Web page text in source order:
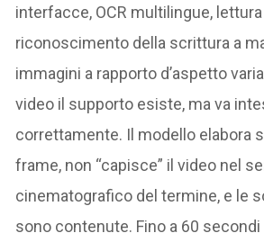
interfacce, OCR multilingue,
riconoscimento della scrittura a
immagini a rapporto d’aspetto
video il supporto esiste, ma va
correttamente. Il modello elabora
frame, non “capisce” il video nel
cinematografico del termine, e le
sono contenute. Fino a 60 secondi